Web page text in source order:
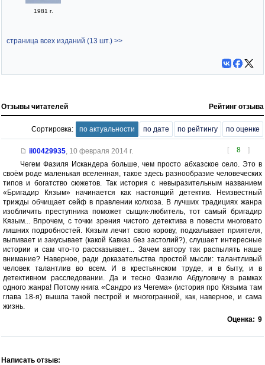
1981 г.
страница всех изданий (13 шт.) >>
Отзывы читателей Рейтинг отзыва
Сортировка: по актуальности по дате по рейтингу по оценке
[ 8 ]
ii00429935, 10 февраля 2014 г.
Чегем Фазиля Искандера больше, чем просто абхазское село. Это в
своём роде маленькая вселенная, такое здесь разнообразие человеческих
типов и богатство сюжетов. Так история с невыразительным названием
«Бригадир Кязым» начинается как настоящий детектив. Неизвестный
трижды обчищает сейф в правлении колхоза. В лучших традициях жанра
изобличить преступника поможет сыщик-любитель, тот самый бригадир
Кязым... Впрочем, с точки зрения чистого детектива в повести многовато
лишних подробностей. Кязым лечит свою корову, подкалывает приятеля,
выпивает и закусывает (какой Кавказ без застолий?), слушает интересные
истории и сам что-то рассказывает... Зачем автору так распылять наше
внимание? Наверное, ради доказательства простой мысли: талантливый
человек талантлив во всем. И в крестьянском труде, и в быту, и в
детективном расследовании. Да и тесно Фазилю Абдуловичу в рамках
одного жанра! Потому книга «Сандро из Чегема» (история про Кязыма там
глава 18-я) вышла такой пестрой и многогранной, как, наверное, и сама
жизнь.
Оценка: 9
Написать отзыв: